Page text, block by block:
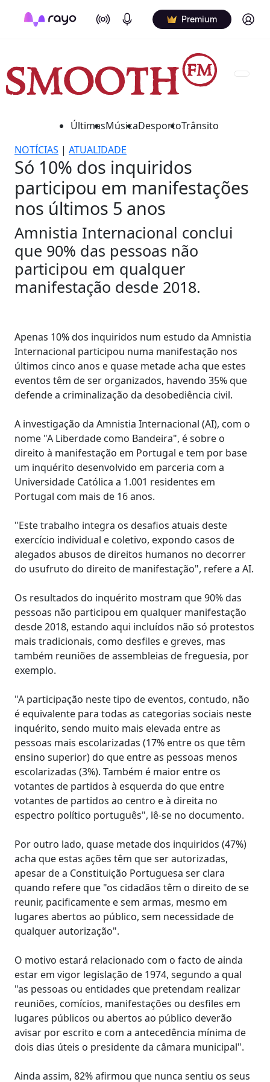
On Air Podcasts Premium Log in
ÚltimasMúsicaDesportoTrânsito
NOTÍCIAS | ATUALIDADE
Só 10% dos inquiridos
participou em manifestações
nos últimos 5 anos
Amnistia Internacional conclui
que 90% das pessoas não
participou em qualquer
manifestação desde 2018.
Apenas 10% dos inquiridos num estudo da Amnistia
Internacional participou numa manifestação nos
últimos cinco anos e quase metade acha que estes
eventos têm de ser organizados, havendo 35% que
defende a criminalização da desobediência civil.
A investigação da Amnistia Internacional (AI), com o
nome "A Liberdade como Bandeira", é sobre o
direito à manifestação em Portugal e tem por base
um inquérito desenvolvido em parceria com a
Universidade Católica a 1.001 residentes em
Portugal com mais de 16 anos.
"Este trabalho integra os desafios atuais deste
exercício individual e coletivo, expondo casos de
alegados abusos de direitos humanos no decorrer
do usufruto do direito de manifestação", refere a AI.
Os resultados do inquérito mostram que 90% das
pessoas não participou em qualquer manifestação
desde 2018, estando aqui incluídos não só protestos
mais tradicionais, como desfiles e greves, mas
também reuniões de assembleias de freguesia, por
exemplo.
"A participação neste tipo de eventos, contudo, não
é equivalente para todas as categorias sociais neste
inquérito, sendo muito mais elevada entre as
pessoas mais escolarizadas (17% entre os que têm
ensino superior) do que entre as pessoas menos
escolarizadas (3%). Também é maior entre os
votantes de partidos à esquerda do que entre
votantes de partidos ao centro e à direita no
espectro político português", lê-se no documento.
Por outro lado, quase metade dos inquiridos (47%)
acha que estas ações têm que ser autorizadas,
apesar de a Constituição Portuguesa ser clara
quando refere que "os cidadãos têm o direito de se
reunir, pacificamente e sem armas, mesmo em
lugares abertos ao público, sem necessidade de
qualquer autorização".
O motivo estará relacionado com o facto de ainda
estar em vigor legislação de 1974, segundo a qual
"as pessoas ou entidades que pretendam realizar
reuniões, comícios, manifestações ou desfiles em
lugares públicos ou abertos ao público deverão
avisar por escrito e com a antecedência mínima de
dois dias úteis o presidente da câmara municipal".
Ainda assim, 82% afirmou que nunca sentiu os seus